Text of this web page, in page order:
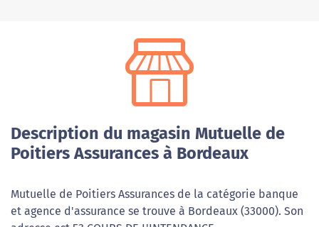
Description du magasin Mutuelle de
Poitiers Assurances à Bordeaux
Mutuelle de Poitiers Assurances de la catégorie banque
et agence d'assurance se trouve à Bordeaux (33000). Son